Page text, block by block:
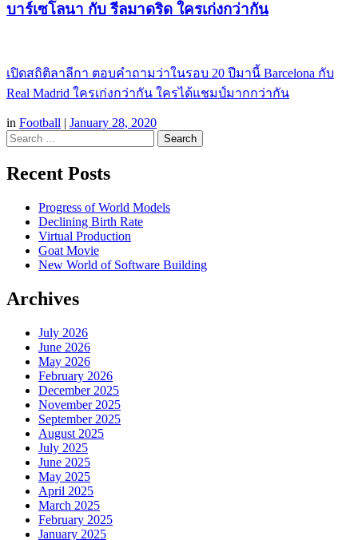
บาร์เซโลนา กับ รีลมาดริด ใครเก่งกว่ากัน
เปิดสถิติลาลีกา ตอบคำถามว่าในรอบ 20 ปีมานี้ Barcelona กับ
Real Madrid ใครเก่งกว่ากัน ใครได้แชมป์มากกว่ากัน
in Football | January 28, 2020
Search
Recent Posts
Progress of World Models
Declining Birth Rate
Virtual Production
Goat Movie
New World of Software Building
Archives
July 2026
June 2026
May 2026
February 2026
December 2025
November 2025
September 2025
August 2025
July 2025
June 2025
May 2025
April 2025
March 2025
February 2025
January 2025